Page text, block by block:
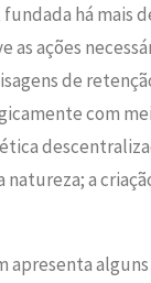
há mais
as ações necess
nsde
com
natureza;acria
apresenta